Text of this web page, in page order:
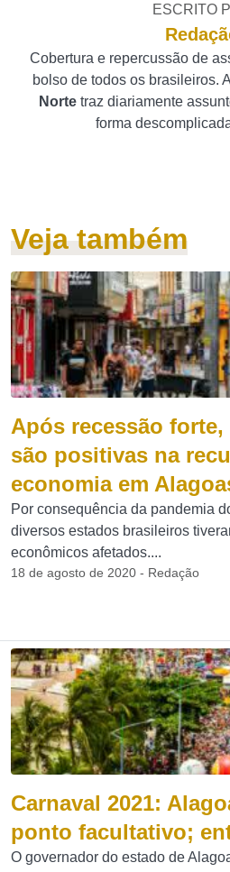
ESCRITO
Cobertura e repercussão de
bolso de todos os brasileiros. A
Norte traz diariamente
forma
Veja também
Após recessão
são positivas na
economia em
Por consequência da pandemia
diversos estados brasileiros
econômicos afetados....
18 de agosto de 2020 - Redação
Carnaval 2021:
ponto facultativo;
O governador do estado de